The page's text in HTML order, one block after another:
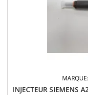
MARQUE:
INJECTEUR SIEMENS